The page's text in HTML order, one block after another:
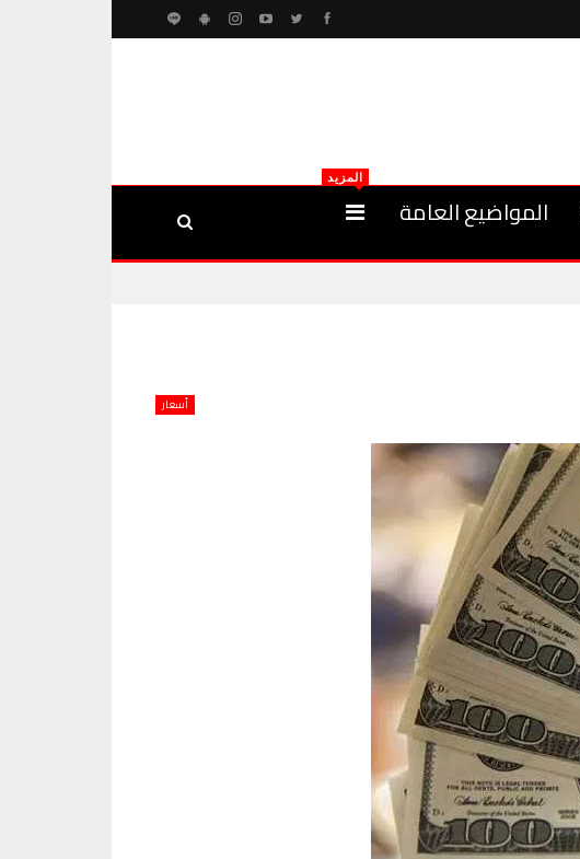
المواضيع العامة
المزيد
أسعار